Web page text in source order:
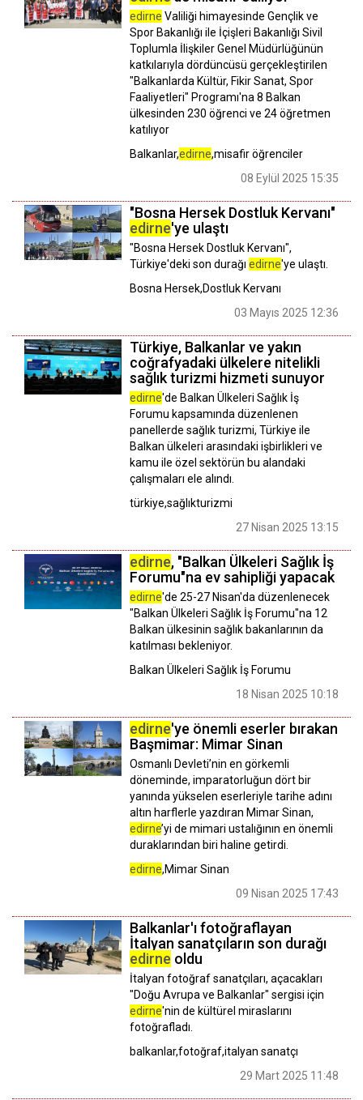
edirne Valiliği himayesinde Gençlik ve
Spor Bakanlığı ile İçişleri Bakanlığı Sivil
Toplumla İlişkiler Genel Müdürlüğünün
katkılarıyla dördüncüsü gerçekleştirilen
"Balkanlarda Kültür, Fikir Sanat, Spor
Faaliyetleri" Programı'na 8 Balkan
ülkesinden 230 öğrenci ve 24 öğretmen
katılıyor
Balkanlar,edirne,misafir öğrenciler
08 Eylül 2025 15:35
"Bosna Hersek Dostluk Kervanı"
edirne'ye ulaştı
"Bosna Hersek Dostluk Kervanı",
Türkiye'deki son durağı edirne'ye ulaştı.
Bosna Hersek,Dostluk Kervanı
03 Mayıs 2025 12:36
Türkiye, Balkanlar ve yakın
coğrafyadaki ülkelere nitelikli
sağlık turizmi hizmeti sunuyor
edirne'de Balkan Ülkeleri Sağlık İş
Forumu kapsamında düzenlenen
panellerde sağlık turizmi, Türkiye ile
Balkan ülkeleri arasındaki işbirlikleri ve
kamu ile özel sektörün bu alandaki
çalışmaları ele alındı.
türkiye,sağlıkturizmi
27 Nisan 2025 13:15
edirne, "Balkan Ülkeleri Sağlık İş
Forumu"na ev sahipliği yapacak
edirne'de 25-27 Nisan'da düzenlenecek
"Balkan Ülkeleri Sağlık İş Forumu"na 12
Balkan ülkesinin sağlık bakanlarının da
katılması bekleniyor.
Balkan Ülkeleri Sağlık İş Forumu
18 Nisan 2025 10:18
edirne'ye önemli eserler bırakan
Başmimar: Mimar Sinan
Osmanlı Devleti’nin en görkemli
döneminde, imparatorluğun dört bir
yanında yükselen eserleriyle tarihe adını
altın harflerle yazdıran Mimar Sinan,
edirne’yi de mimari ustalığının en önemli
duraklarından biri haline getirdi.
edirne,Mimar Sinan
09 Nisan 2025 17:43
Balkanlar'ı fotoğraflayan
İtalyan sanatçıların son durağı
edirne oldu
İtalyan fotoğraf sanatçıları, açacakları
"Doğu Avrupa ve Balkanlar" sergisi için
edirne'nin de kültürel miraslarını
fotoğrafladı.
balkanlar,fotoğraf,italyan sanatçı
29 Mart 2025 11:48